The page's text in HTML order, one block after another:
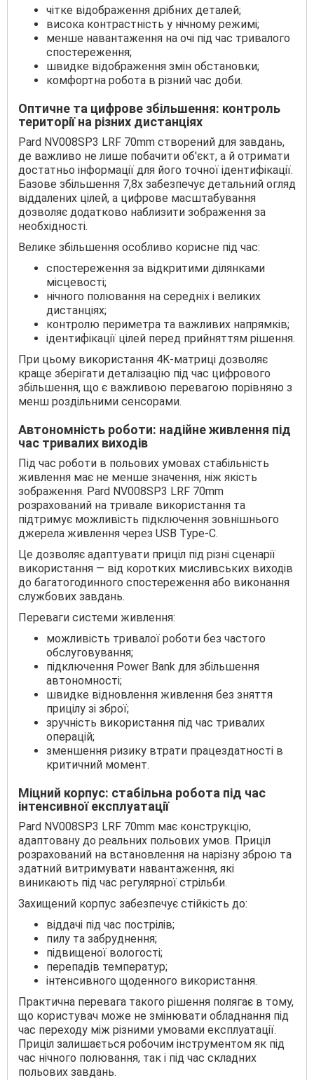
чітке відображення дрібних деталей;
висока контрастність у нічному режимі;
менше навантаження на очі під час тривалого
спостереження;
швидке відображення змін обстановки;
комфортна робота в різний час доби.
Оптичне та цифрове збільшення: контроль
території на різних дистанціях
Pard NV008SP3 LRF 70mm створений для завдань,
де важливо не лише побачити об'єкт, а й отримати
достатньо інформації для його точної ідентифікації.
Базове збільшення 7,8x забезпечує детальний огляд
віддалених цілей, а цифрове масштабування
дозволяє додатково наблизити зображення за
необхідності.
Велике збільшення особливо корисне під час:
спостереження за відкритими ділянками
місцевості;
нічного полювання на середніх і великих
дистанціях;
контролю периметра та важливих напрямків;
ідентифікації цілей перед прийняттям рішення.
При цьому використання 4K-матриці дозволяє
краще зберігати деталізацію під час цифрового
збільшення, що є важливою перевагою порівняно з
менш роздільними сенсорами.
Автономність роботи: надійне живлення під
час тривалих виходів
Під час роботи в польових умовах стабільність
живлення має не менше значення, ніж якість
зображення. Pard NV008SP3 LRF 70mm
розрахований на тривале використання та
підтримує можливість підключення зовнішнього
джерела живлення через USB Type-C.
Це дозволяє адаптувати приціл під різні сценарії
використання — від коротких мисливських виходів
до багатогодинного спостереження або виконання
службових завдань.
Переваги системи живлення:
можливість тривалої роботи без частого
обслуговування;
підключення Power Bank для збільшення
автономності;
швидке відновлення живлення без зняття
прицілу зі зброї;
зручність використання під час тривалих
операцій;
зменшення ризику втрати працездатності в
критичний момент.
Міцний корпус: стабільна робота під час
інтенсивної експлуатації
Pard NV008SP3 LRF 70mm має конструкцію,
адаптовану до реальних польових умов. Приціл
розрахований на встановлення на нарізну зброю та
здатний витримувати навантаження, які
виникають під час регулярної стрільби.
Захищений корпус забезпечує стійкість до:
віддачі під час пострілів;
пилу та забруднення;
підвищеної вологості;
перепадів температур;
інтенсивного щоденного використання.
Практична перевага такого рішення полягає в тому,
що користувач може не змінювати обладнання під
час переходу між різними умовами експлуатації.
Приціл залишається робочим інструментом як під
час нічного полювання, так і під час складних
польових завдань.